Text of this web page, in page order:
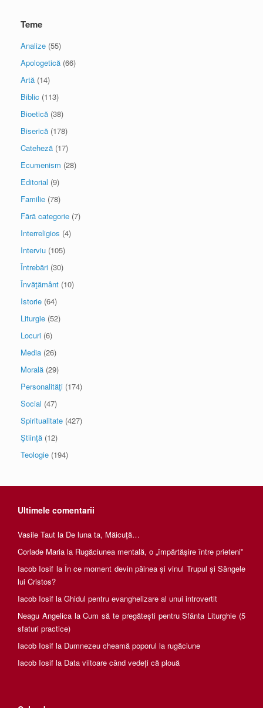
Teme
Analize (55)
Apologetică (66)
Artă (14)
Biblic (113)
Bioetică (38)
Biserică (178)
Cateheză (17)
Ecumenism (28)
Editorial (9)
Familie (78)
Fără categorie (7)
Interreligios (4)
Interviu (105)
Întrebări (30)
Învăţământ (10)
Istorie (64)
Liturgie (52)
Locuri (6)
Media (26)
Morală (29)
Personalităţi (174)
Social (47)
Spiritualitate (427)
Ştiinţă (12)
Teologie (194)
Ultimele comentarii
Vasile Taut la De luna ta, Măicuţă…
Corlade Maria la Rugăciunea mentală, o „împărtăşire între prieteni”
Iacob Iosif la În ce moment devin pâinea și vinul Trupul și Sângele
lui Cristos?
Iacob Iosif la Ghidul pentru evanghelizare al unui introvertit
Neagu AngelicalaCum să te pregătești pentru Sfânta Liturghie (5
sfaturi practice)
Iacob Iosif la Dumnezeu cheamă poporul la rugăciune
Iacob Iosif la Data viitoare când vedeți că plouă